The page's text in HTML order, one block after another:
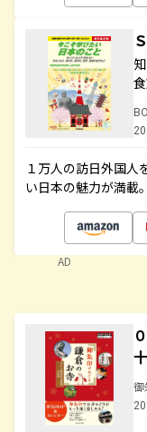
１万人の訪日外国人
い日本の魅力が満載
AD
御